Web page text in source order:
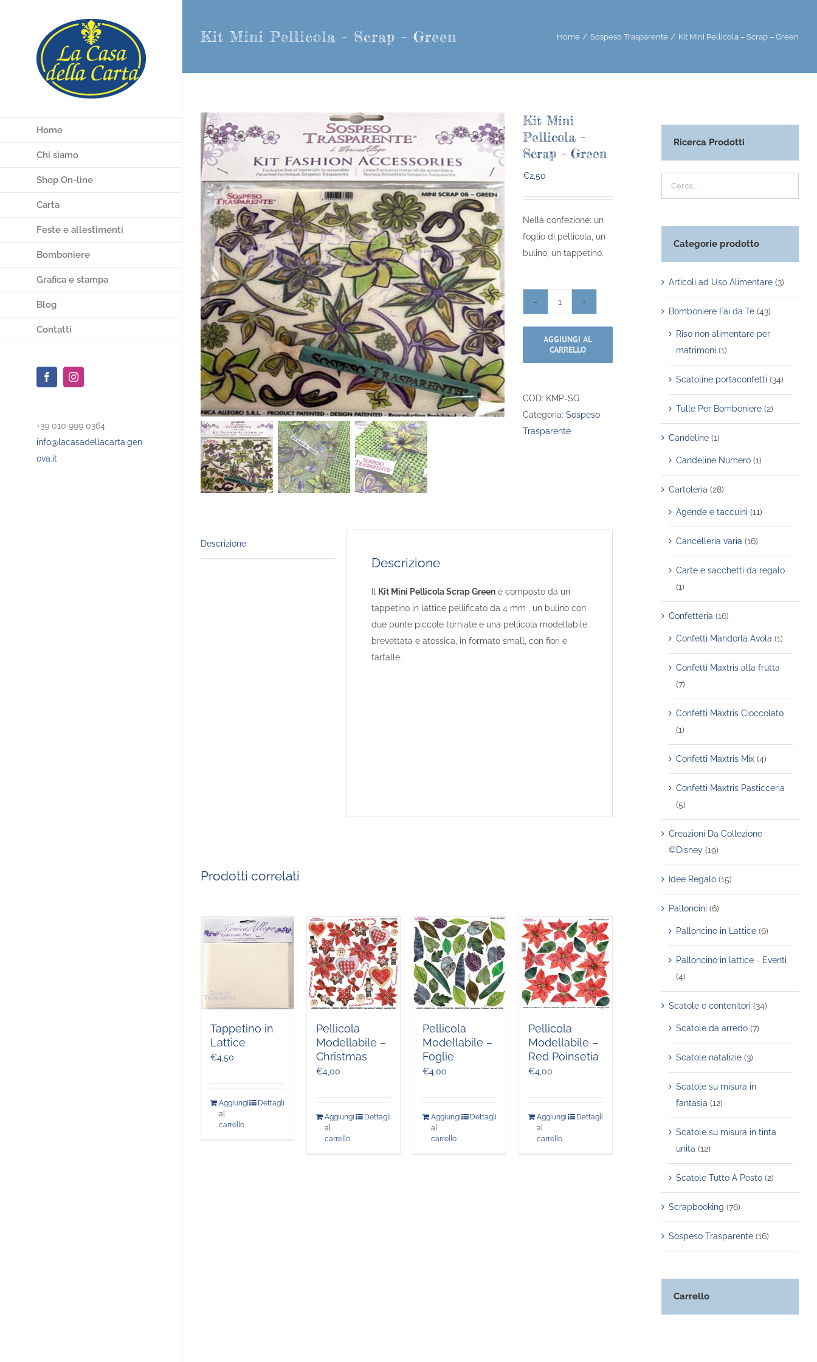
Home
Chi siamo
Shop On-line
Carta
Feste e allestimenti
Bomboniere
Grafica e stampa
Blog
Contatti
FacebookInstagram
+39 010 999 0364
info@lacasadellacarta.gen
ova.it
Kit Mini Pellicola – Scrap – Green Home Sospeso Trasparente Kit Mini Pellicola – Scrap – Green
Kit Mini
Pellicola –
Scrap – Green
€2,50
Nella confezione: un
foglio di pellicola, un
bulino, un tappetino.
Mini
Pellicola
AGGIUNGI AL
CARRELLO
COD: KMP-SG
Categoria: Sospeso
Trasparente
Descrizione
Descrizione
Kit Mini Pellicola Scrap Green è composto da un
tappetino in lattice pellificato da 4 mm , un bulino con
due punte piccole torniate e una pellicola modellabile
brevettata e atossica, in formato small, con fiori e
farfalle.
Prodotti correlati
Tappetino in
Lattice
€4,50
Aggiungi
al
carrello
Dettagli
Pellicola
Modellabile –
Christmas
€4,00
Aggiungi
al
carrello
Dettagli
Pellicola
Modellabile –
Foglie
€4,00
Aggiungi
al
carrello
Dettagli
Pellicola
Modellabile –
Red Poinsetia
€4,00
Aggiungi
al
carrello
Dettagli
Ricerca Prodotti
Categorie prodotto
Articoli ad Uso Alimentare (3)
Bomboniere Fai da Te (43)
Riso non alimentare per
matrimoni (1)
Scatoline portaconfetti (34)
Tulle Per Bomboniere (2)
Candeline (1)
Candeline Numero (1)
Cartoleria (28)
Agende e taccuini (11)
Cancelleria varia (16)
Carte e sacchetti da regalo
(1)
Confetteria (16)
Confetti Mandorla Avola (1)
Confetti Maxtris alla frutta
(7)
Confetti Maxtris Cioccolato
(1)
Confetti Maxtris Mix (4)
Confetti Maxtris Pasticceria
(5)
Creazioni Da Collezione
©Disney (19)
Idee Regalo (15)
Palloncini (6)
Palloncino in Lattice (6)
Palloncino in lattice - Eventi
(4)
Scatole e contenitori (34)
Scatole da arredo (7)
Scatole natalizie (3)
Scatole su misura in
fantasia (12)
Scatole su misura in tinta
unita (12)
Scatole Tutto A Posto (2)
Scrapbooking (76)
Sospeso Trasparente (16)
Carrello